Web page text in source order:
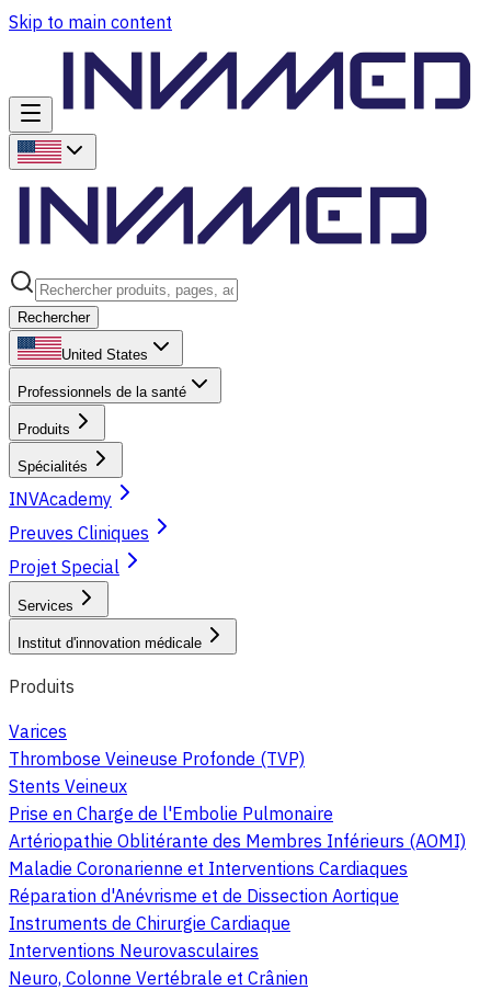
Skip to main content
Rechercher
United States
Professionnels de la santé
Produits
Spécialités
INVAcademy
Preuves Cliniques
Projet Special
Services
Institut d'innovation médicale
Produits
Varices
Thrombose Veineuse Profonde (TVP)
Stents Veineux
Prise en Charge de l'Embolie Pulmonaire
Artériopathie Oblitérante des Membres Inférieurs (AOMI)
Maladie Coronarienne et Interventions Cardiaques
Réparation d'Anévrisme et de Dissection Aortique
Instruments de Chirurgie Cardiaque
Interventions Neurovasculaires
Neuro, Colonne Vertébrale et Crânien